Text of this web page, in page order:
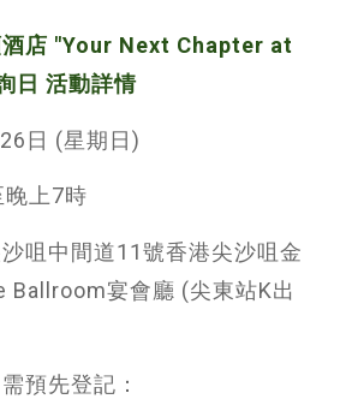
店 "Your Next Chapter at
日 活動詳情
日 (星期日)
上7時
咀中間道11號香港尖沙咀金
Ballroom宴會廳 (尖東站K出
預先登記：